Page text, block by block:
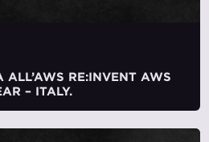
ALL’AWS RE:INVENT AWS
– ITALY.